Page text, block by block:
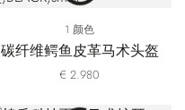
1 颜色
碳纤维鳄鱼皮革马术头盔
€ 2.980